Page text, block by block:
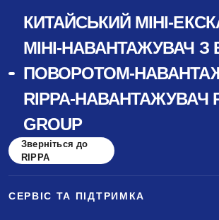
КИТАЙСЬКИЙ МІНІ-
МІНІ-НАВАНТАЖУВАЧ
ПОВОРОТОМ-
RIPPA-НАВАНТАЖУВАЧ
GROUP
Зверніться до
RIPPA
СЕРВІС ТА ПІДТРИМКА